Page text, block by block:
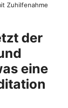
Zuhilfenahme
der
eine